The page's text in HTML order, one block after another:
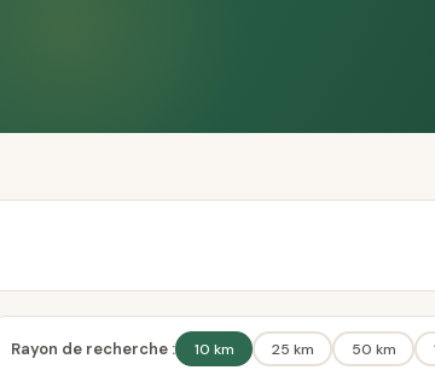
Rayon de recherche : 10 km 25 km 50 km